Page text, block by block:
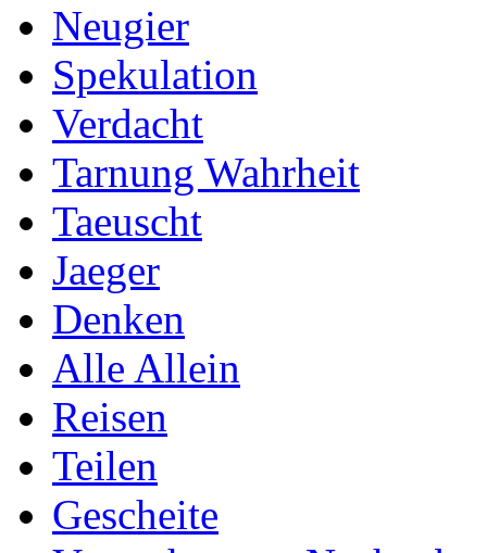
Neugier
Spekulation
Verdacht
Tarnung Wahrheit
Taeuscht
Jaeger
Denken
Alle Allein
Reisen
Teilen
Gescheite